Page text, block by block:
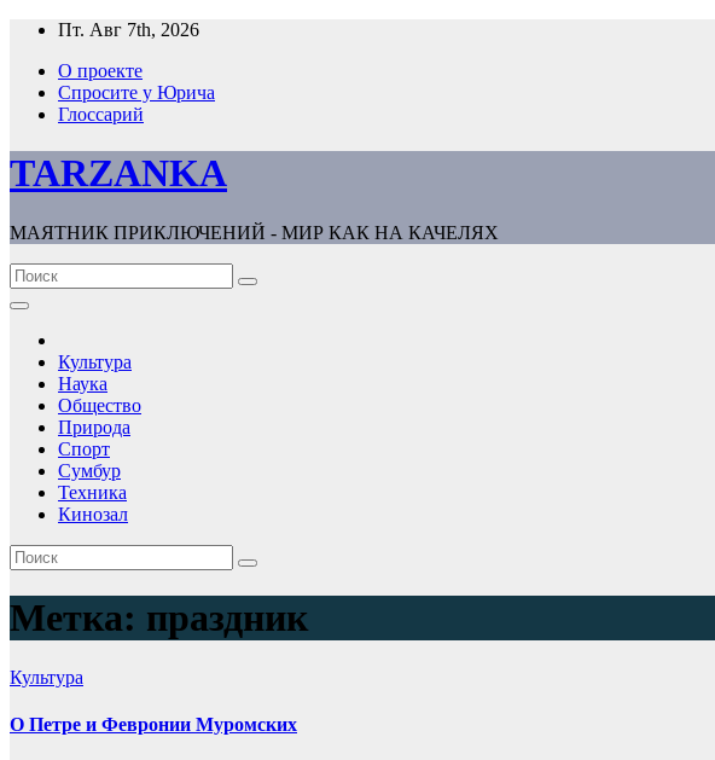
Перейти
содержимому
Пт. Авг 7th, 2026
О проекте
Спросите у Юрича
Глоссарий
TARZANKA
МАЯТНИК ПРИКЛЮЧЕНИЙ - МИР КАК НА КАЧЕЛЯХ
Культура
Наука
Общество
Природа
Спорт
Сумбур
Техника
Кинозал
Метка: праздник
Культура
О Петре и Февронии Муромских